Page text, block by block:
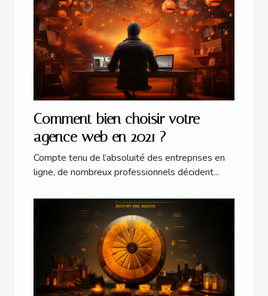
Comment bien choisir votre
agence web en 2021 ?
Compte tenu de l’absoluité des entreprises en
ligne, de nombreux professionnels décident...